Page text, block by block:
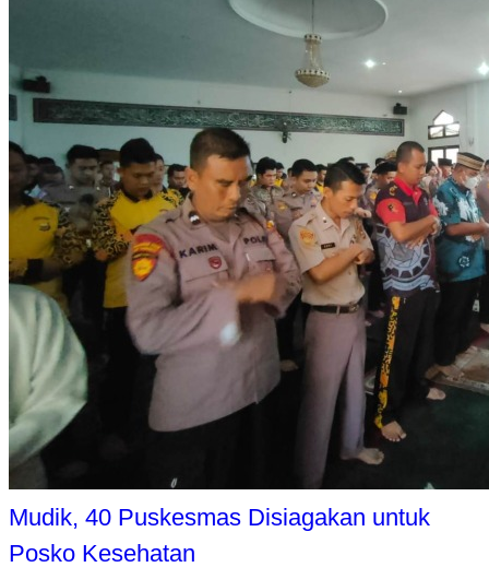
Mudik, 40 Puskesmas Disiagakan untuk
Posko Kesehatan